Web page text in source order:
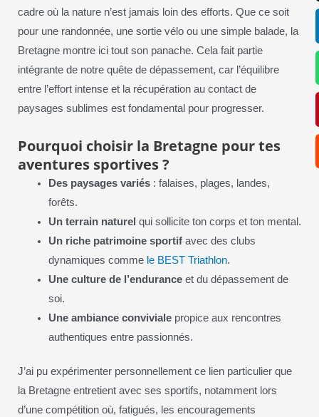
cadre où la nature n’est jamais loin des efforts. Que ce soit
pour une randonnée, une sortie vélo ou une simple balade, la
Bretagne montre ici tout son panache. Cela fait partie
intégrante de notre quête de dépassement, car l’équilibre
entre l’effort intense et la récupération au contact de
paysages sublimes est fondamental pour progresser.
Pourquoi choisir la Bretagne pour tes
aventures sportives ?
Des paysages variés : falaises, plages, landes,
forêts.
Un terrain naturel qui sollicite ton corps et ton mental.
Un riche patrimoine sportif avec des clubs
dynamiques comme le BEST Triathlon.
Une culture de l’endurance et du dépassement de
soi.
Une ambiance conviviale propice aux rencontres
authentiques entre passionnés.
J’ai pu expérimenter personnellement ce lien particulier que
la Bretagne entretient avec ses sportifs, notamment lors
d’une compétition où, fatigués, les encouragements